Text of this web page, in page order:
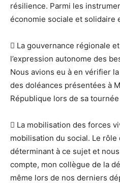
résilience. Parmi les
économie sociale et solidaire
 La gouvernance régionale
l’expression autonome des
Nous avions eu à en vérifier
des doléances présentées à
République lors de sa
 La mobilisation des forces
mobilisation du social. Le rôle
déterminant à ce sujet et
compte, mon collègue de la
même lors de nos derniers